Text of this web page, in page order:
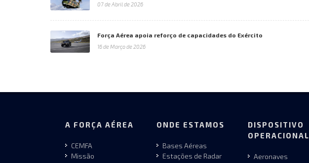
07 de Abril de 2026
Força Aérea apoia reforço de capacidades do Exército
16 de Março de 2026
A FORÇA AÉREA
CEMFA
Missão
ONDE ESTAMOS
Bases Aéreas
Estações de Radar
DISPOSITIVO
OPERACIONAL
Aeronaves